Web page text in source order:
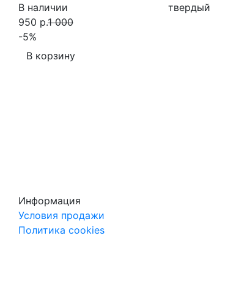
В наличии
твердый
950 р.1 000
-5%
В корзину
Информация
Условия продажи
Политика cookies